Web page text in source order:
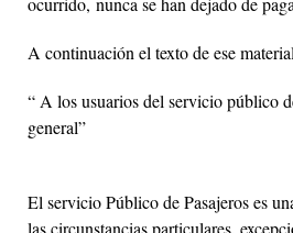
A continuación el texto de ese
“ A los usuarios del servicio público
general”
El servicio Público de Pasajeros es
las circunstancias particulares,